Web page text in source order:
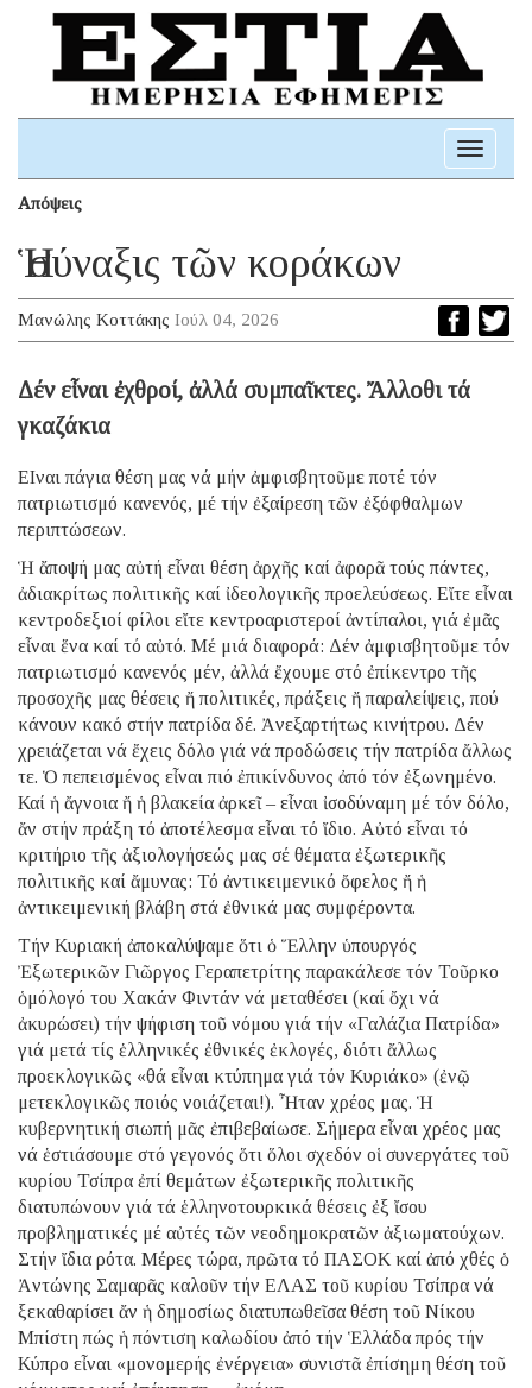
Toggle
Απόψεις
Ἡ σύναξις τῶν κοράκων
Μανώλης Κοττάκης Ιούλ 04, 2026
Δέν εἶναι ἐχθροί, ἀλλά συμπαῖκτες. Ἄλλοθι τά
γκαζάκια
ΕIναι πάγια θέση μας νά μήν ἀμφισβητοῦμε ποτέ τόν
πατριωτισμό κανενός, μέ τήν ἐξαίρεση τῶν ἐξόφθαλμων
περιπτώσεων.
Ἡ ἄποψή μας αὐτή εἶναι θέση ἀρχῆς καί ἀφορᾶ τούς πάντες,
ἀδιακρίτως πολιτικῆς καί ἰδεολογικῆς προελεύσεως. Εἴτε εἶναι
κεντροδεξιοί φίλοι εἴτε κεντροαριστεροί ἀντίπαλοι, γιά ἐμᾶς
εἶναι ἕνα καί τό αὐτό. Μέ μιά διαφορά: Δέν ἀμφισβητοῦμε τόν
πατριωτισμό κανενός μέν, ἀλλά ἔχουμε στό ἐπίκεντρο τῆς
προσοχῆς μας θέσεις ἤ πολιτικές, πράξεις ἤ παραλείψεις, πού
κάνουν κακό στήν πατρίδα δέ. Ἀνεξαρτήτως κινήτρου. Δέν
χρειάζεται νά ἔχεις δόλο γιά νά προδώσεις τήν πατρίδα ἄλλως
τε. Ὁ πεπεισμένος εἶναι πιό ἐπικίνδυνος ἀπό τόν ἐξωνημένο.
Καί ἡ ἄγνοια ἤ ἡ βλακεία ἀρκεῖ – εἶναι ἰσοδύναμη μέ τόν δόλο,
ἄν στήν πράξη τό ἀποτέλεσμα εἶναι τό ἴδιο. Αὐτό εἶναι τό
κριτήριο τῆς ἀξιολογήσεώς μας σέ θέματα ἐξωτερικῆς
πολιτικῆς καί ἄμυνας: Τό ἀντικειμενικό ὄφελος ἤ ἡ
ἀντικειμενική βλάβη στά ἐθνικά μας συμφέροντα.
Τήν Κυριακή ἀποκαλύψαμε ὅτι ὁ Ἕλλην ὑπουργός
Ἐξωτερικῶν Γιῶργος Γεραπετρίτης παρακάλεσε τόν Τοῦρκο
ὁμόλογό του Χακάν Φιντάν νά μεταθέσει (καί ὄχι νά
ἀκυρώσει) τήν ψήφιση τοῦ νόμου γιά τήν «Γαλάζια Πατρίδα»
γιά μετά τίς ἑλληνικές ἐθνικές ἐκλογές, διότι ἄλλως
προεκλογικῶς «θά εἶναι κτύπημα γιά τόν Κυριάκο» (ἐνῷ
μετεκλογικῶς ποιός νοιάζεται!). Ἦταν χρέος μας. Ἡ
κυβερνητική σιωπή μᾶς ἐπιβεβαίωσε. Σήμερα εἶναι χρέος μας
νά ἑστιάσουμε στό γεγονός ὅτι ὅλοι σχεδόν οἱ συνεργάτες τοῦ
κυρίου Τσίπρα ἐπί θεμάτων ἐξωτερικῆς πολιτικῆς
διατυπώνουν γιά τά ἑλληνοτουρκικά θέσεις ἐξ ἴσου
προβληματικές μέ αὐτές τῶν νεοδημοκρατῶν ἀξιωματούχων.
Στήν ἴδια ρότα. Μέρες τώρα, πρῶτα τό ΠΑΣΟΚ καί ἀπό χθές ὁ
Ἀντώνης Σαμαρᾶς καλοῦν τήν ΕΛΑΣ τοῦ κυρίου Τσίπρα νά
ξεκαθαρίσει ἄν ἡ δημοσίως διατυπωθεῖσα θέση τοῦ Νίκου
Μπίστη πώς ἡ πόντιση καλωδίου ἀπό τήν Ἑλλάδα πρός τήν
Κύπρο εἶναι «μονομερής ἐνέργεια» συνιστᾶ ἐπίσημη θέση τοῦ